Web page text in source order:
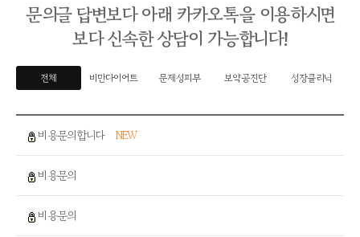
문의글 답변보다 아래 카카오톡을 이용하시면
보다 신속한 상담이 가능합니다!
전체 비만다이어트 문제성피부 보약공진단 성장클리닉
비용문의합니다 NEW
비용문의
비용문의